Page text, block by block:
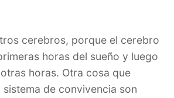
cerebros, porque el cerebro
horas del sueño y luego
horas. Otra cosa que
de convivencia son